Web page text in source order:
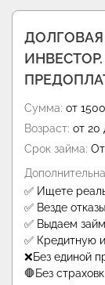
Сумма: от
Возраст: от 20
Срок займа:
✅ Ищете
✅ Везде
✅ Выдаем
✅ Кредитную
❌Без единой
🛑Без